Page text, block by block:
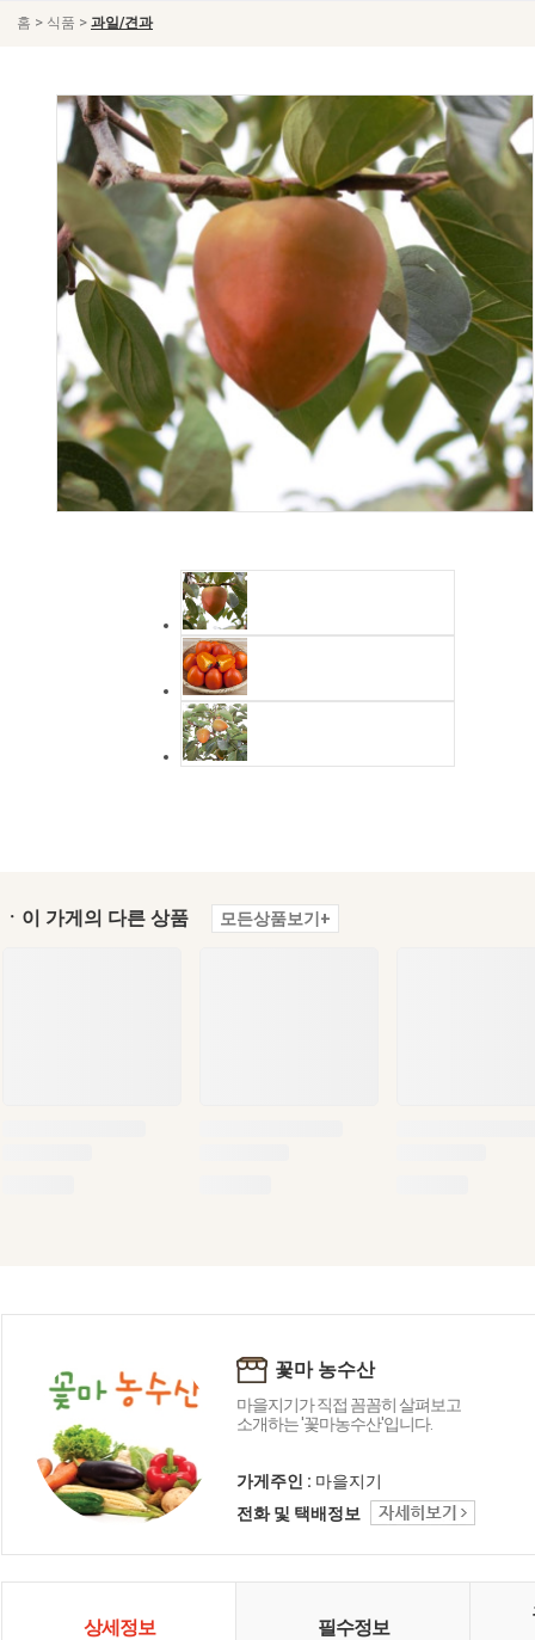
홈 > 식품 > 과일/견과
ㆍ이 가게의 다른 상품 모든상품보기+
꽃마 농수산
마을지기가 직접 꼼꼼히 살펴보고
소개하는 '꽃마농수산'입니다.
가게주인 : 마을지기
전화 및 택배정보
상세정보 필수정보